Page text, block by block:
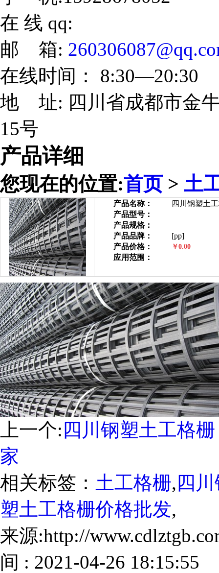
在 线 qq:
邮 箱:
在线时间： 8:30—20:30
地 址: 四川省成都市金
15号
产品详细
您现在的位置:首页> 土
产品名称：
四川钢塑土
产品型号：
产品规格：
产品品牌：
[pp]
产品价格：
￥0.00
应用范围：
上一个:四川钢塑土工格栅
家
相关标签： 土工格栅,四
塑土工格栅价格批发,
来源:http://
间 : 2021-04-26 18:15:55